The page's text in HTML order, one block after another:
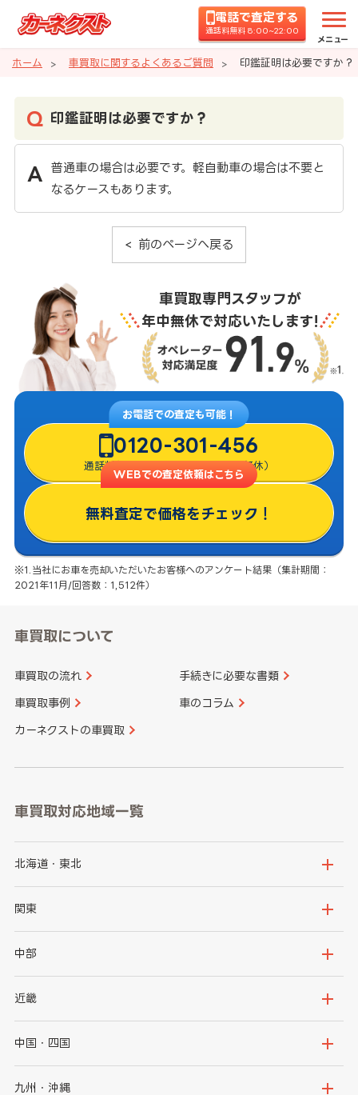
電話で査定する
通話料無料 8:00~22:00
メニュー
ホーム 車買取に関するよくあるご質問 印鑑証明は必要ですか？
印鑑証明は必要ですか？
普通車の場合は必要です。軽自動車の場合は不要と
なるケースもあります。
前のページへ戻る
車買取専門スタッフが
年中無休で対応いたします!
お電話での査定も可能！
0120-301-456
通話料無料・8:00〜22:00（年中無休）
WEBでの査定依頼はこちら
無料査定で価格をチェック！
※1.当社にお車を売却いただいたお客様へのアンケート結果（集計期間：
2021年11月/回答数：1,512件）
車買取について
車買取の流れ 手続きに必要な書類
車買取事例 車のコラム
カーネクストの車買取
車買取対応地域一覧
北海道・東北
北海道
岩手県
秋田県
関東
茨城県
群馬県
千葉県
神奈川県
中部
新潟県
石川県
山梨県
近畿
大阪府
京都府
中国・四国
鳥取県
九州・沖縄